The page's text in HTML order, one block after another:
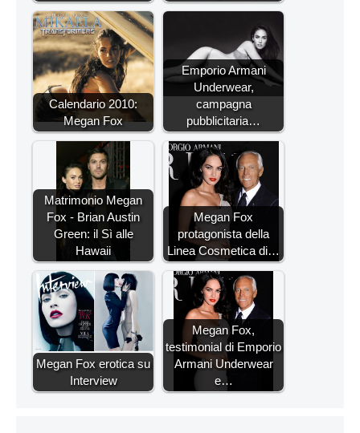
Calendario 2010:
Megan Fox
Emporio Armani
Underwear,
campagna
pubblicitaria…
Matrimonio Megan
Fox - Brian Austin
Green: il Sì alle
Hawaii
Megan Fox
protagonista della
Linea Cosmetica di…
Megan Fox erotica su
Interview
Megan Fox,
testimonial di Emporio
Armani Underwear
e…